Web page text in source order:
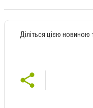
Діліться цією новиною